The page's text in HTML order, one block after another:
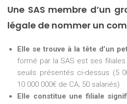
Une SAS membre d’un
légale de nommer un
Elle se trouve à la tête d’un
formé par la SAS est ses
seuils présentés ci-dessus (5
10 000 000€ de CA; 50 salariés)
Elle constitue une filiale